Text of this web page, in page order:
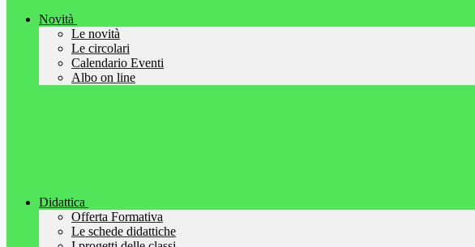
Novità
Le novità
Le circolari
Calendario Eventi
Albo on line
Didattica
Offerta Formativa
Le schede didattiche